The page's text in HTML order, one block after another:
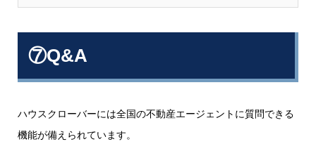
⑦Q&A
ハウスクローバーには全国の不動産エージェントに質問できる
機能が備えられています。